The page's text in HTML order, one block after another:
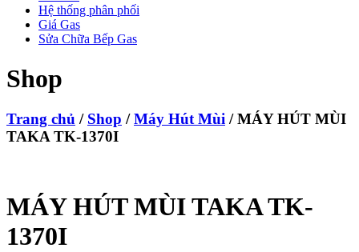
Hệ thống phân phối
Giá Gas
Sửa Chữa Bếp Gas
Shop
Trang chủ / Shop /Máy Hút Mùi / MÁY HÚT MÙI
TAKA TK-1370I
MÁY HÚT MÙI TAKA TK-
1370I